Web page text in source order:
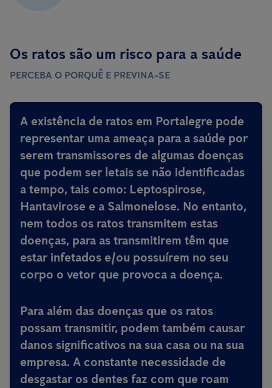
Os ratos são um risco para a saúde
PERCEBA O PORQUÊ E PREVINA-SE
A existência de ratos em Portalegre pode
representar uma ameaça para a saúde por
serem transmissores de algumas doenças
que podem ser letais se não identificadas
a tempo, tais como: Leptospirose,
Hantavirose e a Salmonelose. No entanto,
nem todos os ratos transmitem estas
doenças, para as transmitirem têm que
estar infetados e/ou possuírem no seu
corpo o vetor que provoca a doença.
Para além das doenças que os ratos
possam transmitir, podem também causar
danos significativos na sua casa ou na sua
empresa. A constante necessidade de
desgastar os dentes faz com que roam